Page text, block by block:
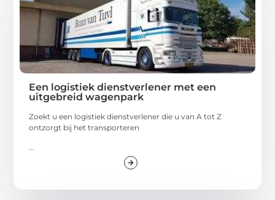
Een logistiek dienstverlener met een
uitgebreid wagenpark
Zoekt u een logistiek dienstverlener die u van A tot Z
ontzorgt bij het transporteren
...